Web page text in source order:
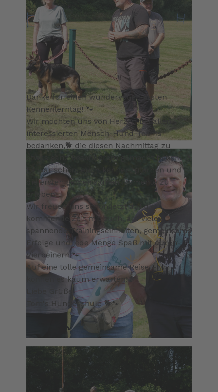
Danke für einen wundervollen ersten
Kennenlerntag! 🐾
Wir möchten uns von Herzen bei allen
interessierten Mensch-Hund-Teams
bedanken,🐕 die diesen Nachmittag zu
etwas ganz Besonderem gemacht haben. 🌞
Es war schön, euch kennenzulernen und
die ersten gemeinsamen Momente zu
erleben.
Wir freuen uns schon jetzt auf die
kommende Zeit mit euch, auf viele
spannende Trainingseinheiten, gemeinsame
Erfolge und jede Menge Spaß mit euren
Vierbeinern.🐾
Auf eine tolle gemeinsame Reise – wir
können es kaum erwarten!
Liebe Grüße
Tom's Hundeschule 🐕🐾